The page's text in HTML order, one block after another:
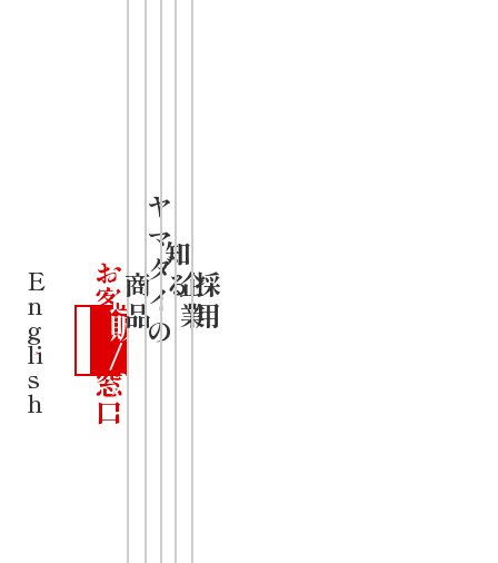
E
n
g
li
s
h
お
客
さ
ま
窓
口
式
通
販
/
カ
ー
ト
商
品
ヤ
マ
ダ
イ
の
知
る企
業
採
用